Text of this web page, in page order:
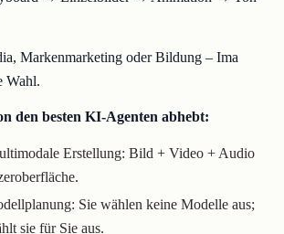
Markenmarketing oder Bildung – Ima
Wahl.
den besten KI-Agenten abhebt:
Erstellung: Bild + Video + Audio
Sie wählen keine Modelle aus;
sie für Sie aus.